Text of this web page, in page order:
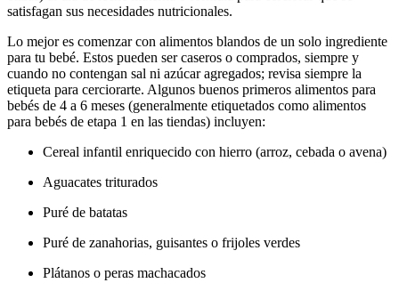
satisfagan sus necesidades nutricionales.
Lo mejor es comenzar con alimentos blandos de un solo ingrediente
para tu bebé. Estos pueden ser caseros o comprados, siempre y
cuando no contengan sal ni azúcar agregados; revisa siempre la
etiqueta para cerciorarte. Algunos buenos primeros alimentos para
bebés de 4 a 6 meses (generalmente etiquetados como alimentos
para bebés de etapa 1 en las tiendas) incluyen:
Cereal infantil enriquecido con hierro (arroz, cebada o avena)
Aguacates triturados
Puré de batatas
Puré de zanahorias, guisantes o frijoles verdes
Plátanos o peras machacados